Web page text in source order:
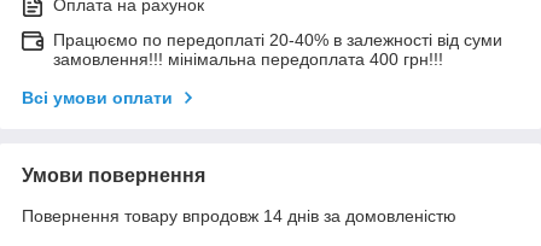
Оплата на рахунок
Працюємо по передоплаті 20-40% в залежності від суми
замовлення!!! мінімальна передоплата 400 грн!!!
Всі умови оплати
Умови повернення
Повернення товару впродовж 14 днів за домовленістю